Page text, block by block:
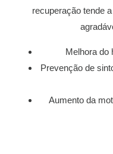
recuperação tende
Melhora do
Prevenção de
Aumento da